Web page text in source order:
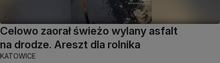
Celowo zaorał świeżo wylany asfalt
na drodze. Areszt dla rolnika
KATOWICE